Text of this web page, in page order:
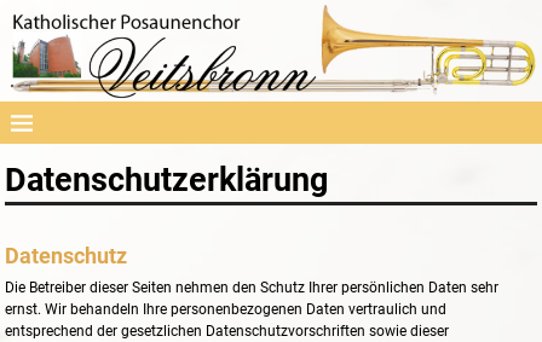
Datenschutzerklärung
Datenschutz
Die Betreiber dieser Seiten nehmen den Schutz Ihrer persönlichen Daten sehr
ernst. Wir behandeln Ihre personenbezogenen Daten vertraulich und
entsprechend der gesetzlichen Datenschutzvorschriften sowie dieser